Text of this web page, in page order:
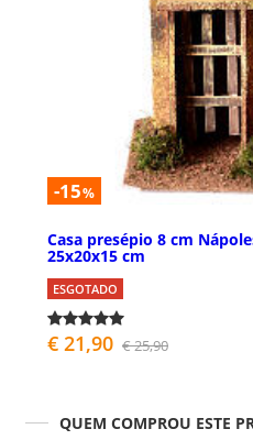
-15%
Casa presépio 8 cm
25x20x15 cm
ESGOTADO
€ 21,90 € 25,90
QUEM COMPROU ESTE